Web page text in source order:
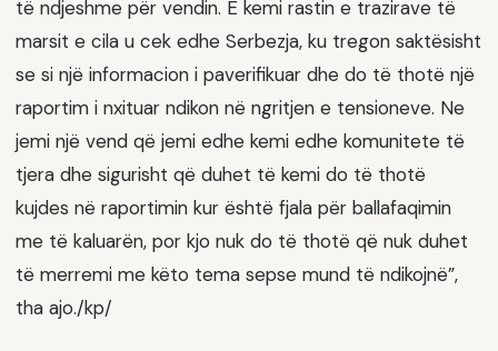
të ndjeshme për vendin. E kemi rastin e trazirave të
marsit e cila u cek edhe Serbezja, ku tregon saktësisht
se si një informacion i paverifikuar dhe do të thotë një
raportim i nxituar ndikon në ngritjen e tensioneve. Ne
jemi një vend që jemi edhe kemi edhe komunitete të
tjera dhe sigurisht që duhet të kemi do të thotë
kujdes në raportimin kur është fjala për ballafaqimin
me të kaluarën, por kjo nuk do të thotë që nuk duhet
të merremi me këto tema sepse mund të ndikojnë”,
tha ajo./kp/